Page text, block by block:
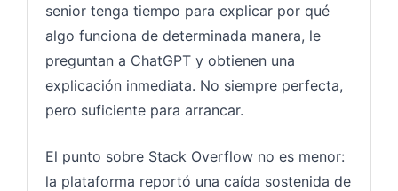
senior tenga tiempo para explicar por qué
algo funciona de determinada manera, le
preguntan a ChatGPT y obtienen una
explicación inmediata. No siempre perfecta,
pero suficiente para arrancar.
El punto sobre Stack Overflow no es menor:
la plataforma reportó una caída sostenida de